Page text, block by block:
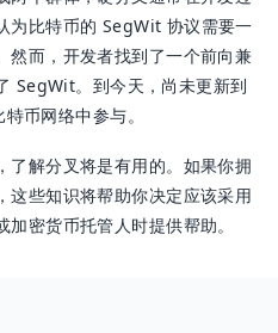
为比特币的 SegWit 协议需要一
然而，开发者找到了一个前向兼
SegWit。到今天，尚未更新到
币网络中参与。
了解分叉将是有用的。如果你拥
这些知识将帮助你决定应该采用
密货币托管人时提供帮助。